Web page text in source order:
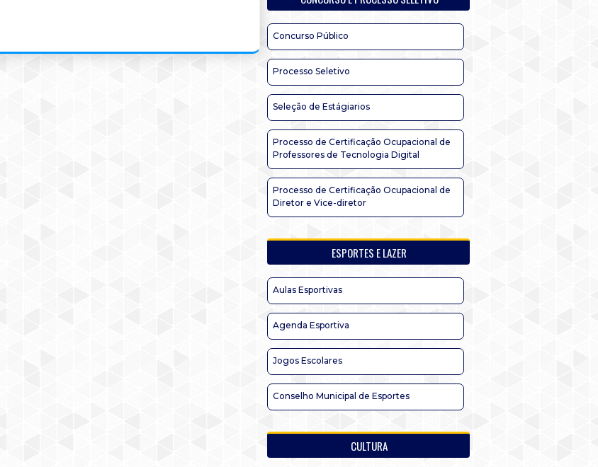
Concurso Público
Processo Seletivo
Seleção de Estágiarios
Processo de Certificação Ocupacional de
Professores de Tecnologia Digital
Processo de Certificação Ocupacional de
Diretor e Vice-diretor
ESPORTES E LAZER
Aulas Esportivas
Agenda Esportiva
Jogos Escolares
Conselho Municipal de Esportes
CULTURA